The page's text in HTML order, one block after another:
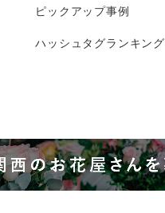
ピックアップ事例
ハッシュタグランキング